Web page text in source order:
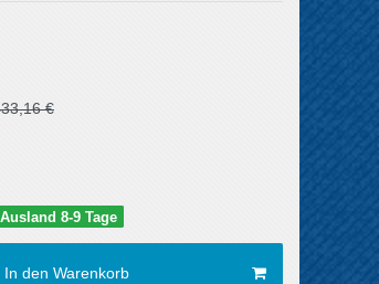
€
8-9 Tage
In den Warenkorb